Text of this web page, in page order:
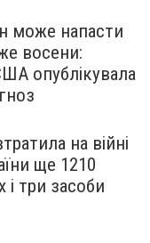
може напасти
восени:
опублікувала
на війні
ще 1210
і три засоби